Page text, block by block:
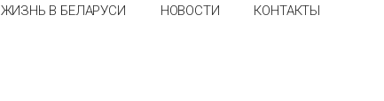
ЖИЗНЬ В БЕЛАРУСИ НОВОСТИ КОНТАКТЫ